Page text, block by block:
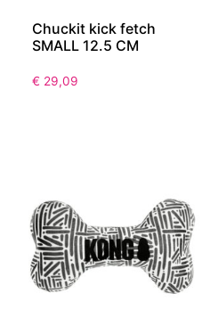
Chuckit kick fetch
SMALL 12.5 CM
€ 29,09